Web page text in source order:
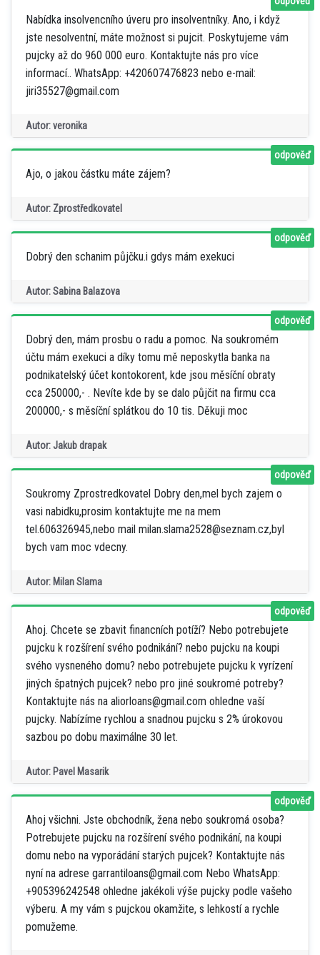
Nabídka insolvencního úveru pro insolventníky. Ano, i když
jste nesolventní, máte možnost si pujcit. Poskytujeme vám
pujcky až do 960 000 euro. Kontaktujte nás pro více
informací.. WhatsApp: +420607476823 nebo e-mail:
jiri35527@gmail.com
Autor: veronika
Ajo, o jakou částku máte zájem?
Autor: Zprostředkovatel
odpověď
Dobrý den schanim půjčku.i gdys mám exekuci
Autor: Sabina Balazova
odpověď
Dobrý den, mám prosbu o radu a pomoc. Na soukromém
účtu mám exekuci a díky tomu mě neposkytla banka na
podnikatelský účet kontokorent, kde jsou měsíční obraty
cca 250000,- . Nevíte kde by se dalo půjčit na firmu cca
200000,- s měsíční splátkou do 10 tis. Děkuji moc
Autor: Jakub drapak
odpověď
Soukromy Zprostredkovatel Dobry den,mel bych zajem o
vasi nabidku,prosim kontaktujte me na mem
tel.606326945,nebo mail milan.slama2528@seznam.cz,byl
bych vam moc vdecny.
Autor: Milan Slama
odpověď
Ahoj. Chcete se zbavit financních potíží? Nebo potrebujete
pujcku k rozšírení svého podnikání? nebo pujcku na koupi
svého vysneného domu? nebo potrebujete pujcku k vyrízení
jiných špatných pujcek? nebo pro jiné soukromé potreby?
Kontaktujte nás na aliorloans@gmail.com ohledne vaší
pujcky. Nabízíme rychlou a snadnou pujcku s 2% úrokovou
sazbou po dobu maximálne 30 let.
Autor: Pavel Masarik
odpověď
Ahoj všichni. Jste obchodník, žena nebo soukromá osoba?
Potrebujete pujcku na rozšírení svého podnikání, na koupi
domu nebo na vyporádání starých pujcek? Kontaktujte nás
nyní na adrese garrantiloans@gmail.com Nebo WhatsApp:
+905396242548 ohledne jakékoli výše pujcky podle vašeho
výberu. A my vám s pujckou okamžite, s lehkostí a rychle
pomužeme.
odpověď